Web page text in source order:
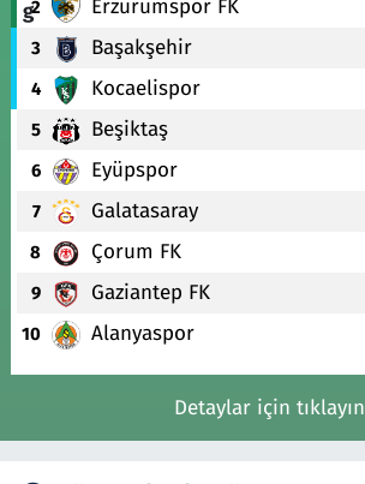
2 Erzurumspor FK
3 Başakşehir
4 Kocaelispor
5 Beşiktaş
6 Eyüpspor
7 Galatasaray
8 Çorum FK
9 Gaziantep FK
10 Alanyaspor
Detaylar için tıklayın